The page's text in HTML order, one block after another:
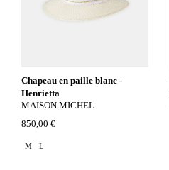
Chapeau en paille blanc -
Henrietta
MAISON MICHEL
850,00 €
M L